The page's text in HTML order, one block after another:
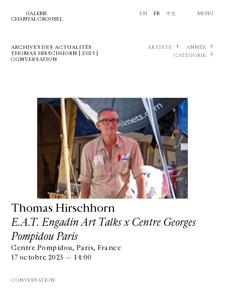
GALERIE
CHANTAL CROUSEL
EN FR 中文 MENU
ARCHIVES DES ACTUALITÉS
THOMAS HIRSCHHORN | 2023 |
CONVERSATION
ARTISTE
ANNÉE
CATÉGORIE
Thomas Hirschhorn
E.A.T. Engadin Art Talks x Centre Georges
Pompidou Paris
Centre Pompidou, Paris, France
17 octobre 2023 — 14:00
CONVERSATION
GALERIE CHANTAL CROUSEL
10 RUE CHARLOT, 75003 PARIS